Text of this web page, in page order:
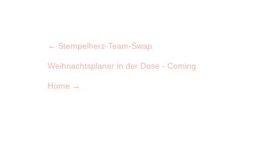
← Stempelherz-Team-Swap
Weihnachtsplaner in der Dose - Coming
Home →